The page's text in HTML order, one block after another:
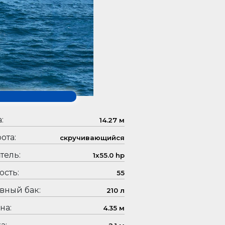
14.27 м
скручивающийся
1x55.0 hp
55
бак: 210 л
4.35 м